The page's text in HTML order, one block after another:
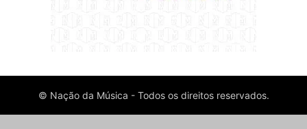
© Nação da Música - Todos os direitos reservados.